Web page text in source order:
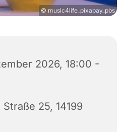
© music4life_pixabay_pbs
2026, 18:00 -
25, 14199